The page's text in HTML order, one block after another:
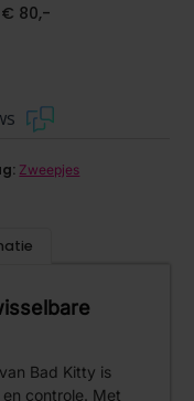
€ 80,-
Zweepjes
Bad Kitty is
controle. Met